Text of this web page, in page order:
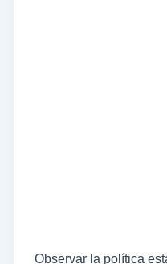
Observar la política